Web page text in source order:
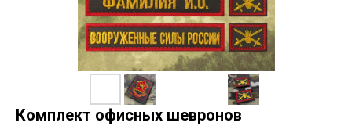
Комплект офисных шевронов